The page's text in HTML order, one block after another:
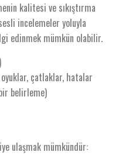
kalitesi ve sıkıştırma
incelemeler yoluyla
edinmek mümkün olabilir.
çatlaklar, hatalar
belirleme)
ulaşmak mümkündür: